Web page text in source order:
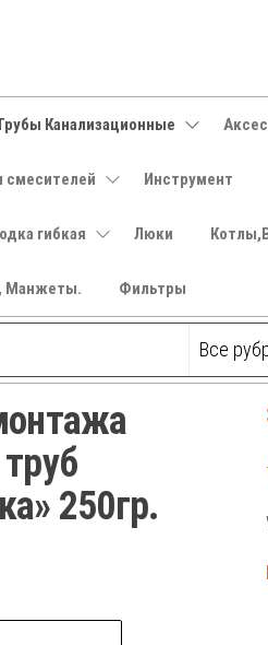
Канализационные
Инструмент
гибкая Люки
Манжеты. Фильтры
250гр.